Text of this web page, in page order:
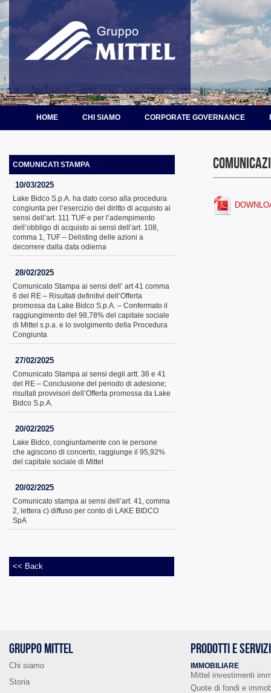
HOME CHI SIAMO CORPORATE GOVERNANCE
COMUNICATI STAMPA
10/03/2025
Lake Bidco S.p.A. ha dato corso alla procedura
congiunta per l’esercizio del diritto di acquisto ai
sensi dell’art. 111 TUF e per l’adempimento
dell’obbligo di acquisto ai sensi dell’art. 108,
comma 1, TUF – Delisting delle azioni a
decorrere dalla data odierna
28/02/2025
Comunicato Stampa ai sensi dell’ art 41 comma
6 del RE – Risultati definitivi dell’Offerta
promossa da Lake Bidco S.p.A. – Confermato il
raggiungimento del 98,78% del capitale sociale
di Mittel s.p.a. e lo svolgimento della Procedura
Congiunta
27/02/2025
Comunicato Stampa ai sensi degli artt. 36 e 41
del RE – Conclusione del periodo di adesione;
risultati provvisori dell’Offerta promossa da Lake
Bidco S.p.A.
20/02/2025
Lake Bidco, congiuntamente con le persone
che agiscono di concerto, raggiunge il 95,92%
del capitale sociale di Mittel
20/02/2025
Comunicato stampa ai sensi dell’art. 41, comma
2, lettera c) diffuso per conto di LAKE BIDCO
SpA
<< Back
GRUPPO MITTEL
Chi siamo
Storia
PRODOTTI E SERVIZI
IMMOBILIARE
Mittel investimenti
Quote di fondi e